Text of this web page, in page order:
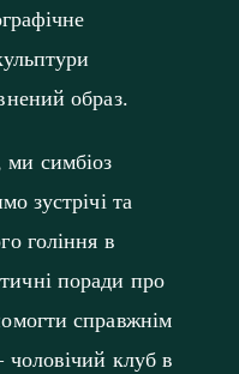
образ.
симбіоз
зустрічі та
гоління в
поради про
справжнім
клуб в